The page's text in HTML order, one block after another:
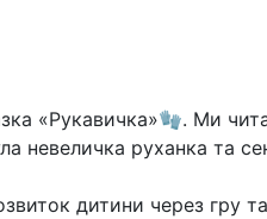
«Рукавичка»🧤. Ми
невеличка руханка та
дитини через гру та